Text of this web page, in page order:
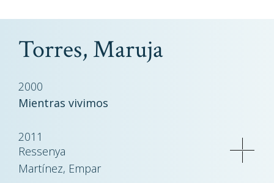
Torres, Maruja
2000
Mientras vivimos
2011
Ressenya
Martínez, Empar